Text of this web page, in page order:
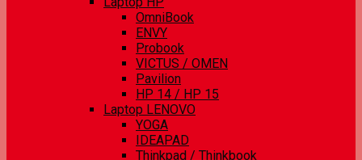
OmniBook
ENVY
Probook
VICTUS / OMEN
Pavilion
HP 14 / HP 15
Laptop LENOVO
YOGA
IDEAPAD
Thinkpad / Thinkbook